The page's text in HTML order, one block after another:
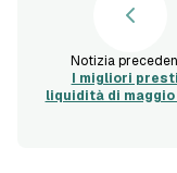
Notizia
I migliori
liquidità di